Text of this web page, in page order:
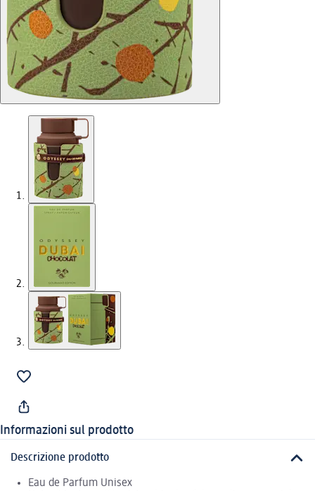
Informazioni sul prodotto
Descrizione prodotto
Eau de Parfum Unisex